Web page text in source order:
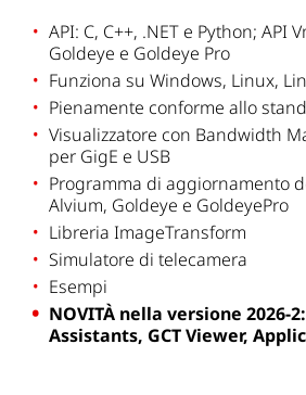
API: C, C++, .NET e Python; API
Goldeye e Goldeye Pro
Funziona su Windows, Linux,
Pienamente conforme allo
Visualizzatore con Bandwidth
per GigE e USB
Programma di aggiornamento
Alvium, Goldeye e GoldeyePro
Libreria ImageTransform
Simulatore di telecamera
Esempi
NOVITÀ nella versione 2026-
Assistants, GCT Viewer,